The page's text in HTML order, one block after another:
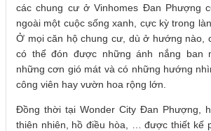
các chung cư ở Vinhomes Đan Phượng
ngoài một cuộc sống xanh, cực kỳ trong
Ở mọi căn hộ chung cư, dù ở hướng nào,
có thể đón được những ánh nắng ban
những cơn gió mát và có những hướng
công viên hay vườn hoa rộng lớn.
Đồng thời tại Wonder City Đan Phượng,
thiên nhiên, hồ điều hòa, … được thiết kế